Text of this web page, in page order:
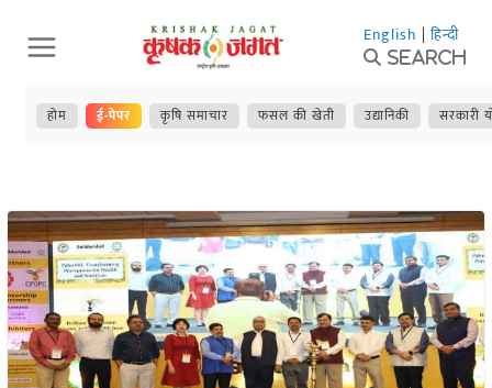
Skip
to
content
English | हिन्दी
Search
होम ई-पेपर कृषि समाचार फसल की खेती उद्यानिकी सरकारी